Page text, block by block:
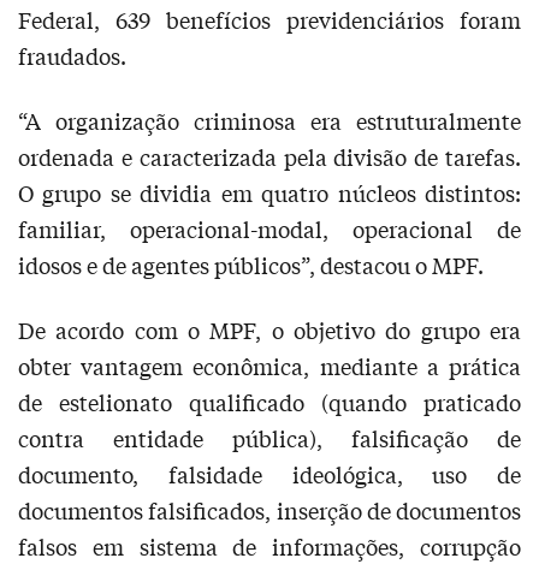
Federal, 639 benefícios previdenciários foram
fraudados.
“A organização criminosa era estruturalmente
ordenada e caracterizada pela divisão de tarefas.
O grupo se dividia em quatro núcleos distintos:
familiar, operacional-modal, operacional de
idosos e de agentes públicos”, destacou o MPF.
De acordo com o MPF, o objetivo do grupo era
obter vantagem econômica, mediante a prática
de estelionato qualificado (quando praticado
contra entidade pública), falsificação de
documento, falsidade ideológica, uso de
documentos falsificados, inserção de documentos
falsos em sistema de informações, corrupção